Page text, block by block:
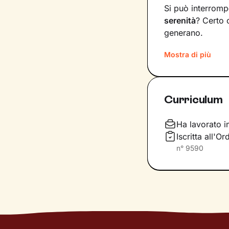
Si può
serenità? Certo
generano.
Il mio compito
vita. Ti
sono gli
fianco durante
determinazione
Mostra di più
Curriculum
Ha lavorato
Iscritta
n° 9590